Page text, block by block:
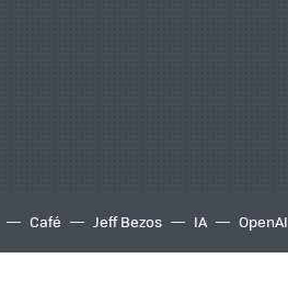
Café Jeff Bezos IA OpenAI